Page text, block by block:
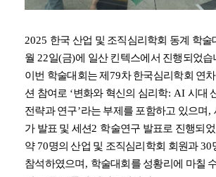
2025 한국 산업 및 조직심리학회 동계 학
월 22일(금)에 일산 킨텍스에서 진행되었습
이번 학술대회는 제 79차 한국심리학회 연
션 참여로 ‘변화와 혁신의 심리학: AI 시대
전략과 연구’라는 부제를 포함하고 있으며 ,
가 발표 및 세션2 학술연구 발표로 진행되
약 70명의 산업 및 조직심리학회 회원과30
참석하였으며 , 학술대회를 성황리에 마칠